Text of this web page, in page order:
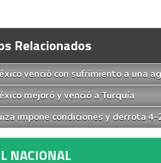
Relacionados
venció con sufrimiento a una
mejoró y venció a Turquía
impone condiciones y derrota 4-
NACIONAL